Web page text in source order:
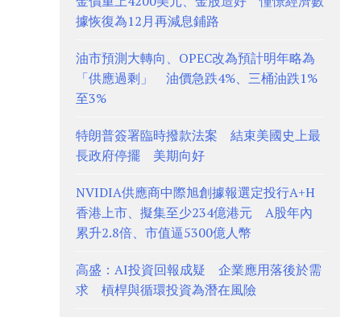
據恢復為12月再減息鋪路
油市預測大轉向、OPEC改為預計明年略為
「供應過剩」 油價急跌4%、三桶油跌1%
至3%
特朗普簽署臨時撥款法案 結束美國史上最
長政府停擺 美期向好
NVIDIA供應商中際旭創據報選定投行A+H
香港上市、擬集至少234億港元 A股年內
累升2.8倍、市值逼5300億人幣
高盛：AI投資回報成疑 企業應用落後於需
求 槓桿與循環投資為潛在風險